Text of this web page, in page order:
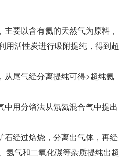
要以含有氦的天然气为原料，
用活性炭进行吸附提纯，得到超
从尾气经分离提纯可得>超纯氦
用分馏法从氖氦混合气中提出
石经过焙烧，分离出气体，再经
氢气和二氧化碳等杂质提纯出超